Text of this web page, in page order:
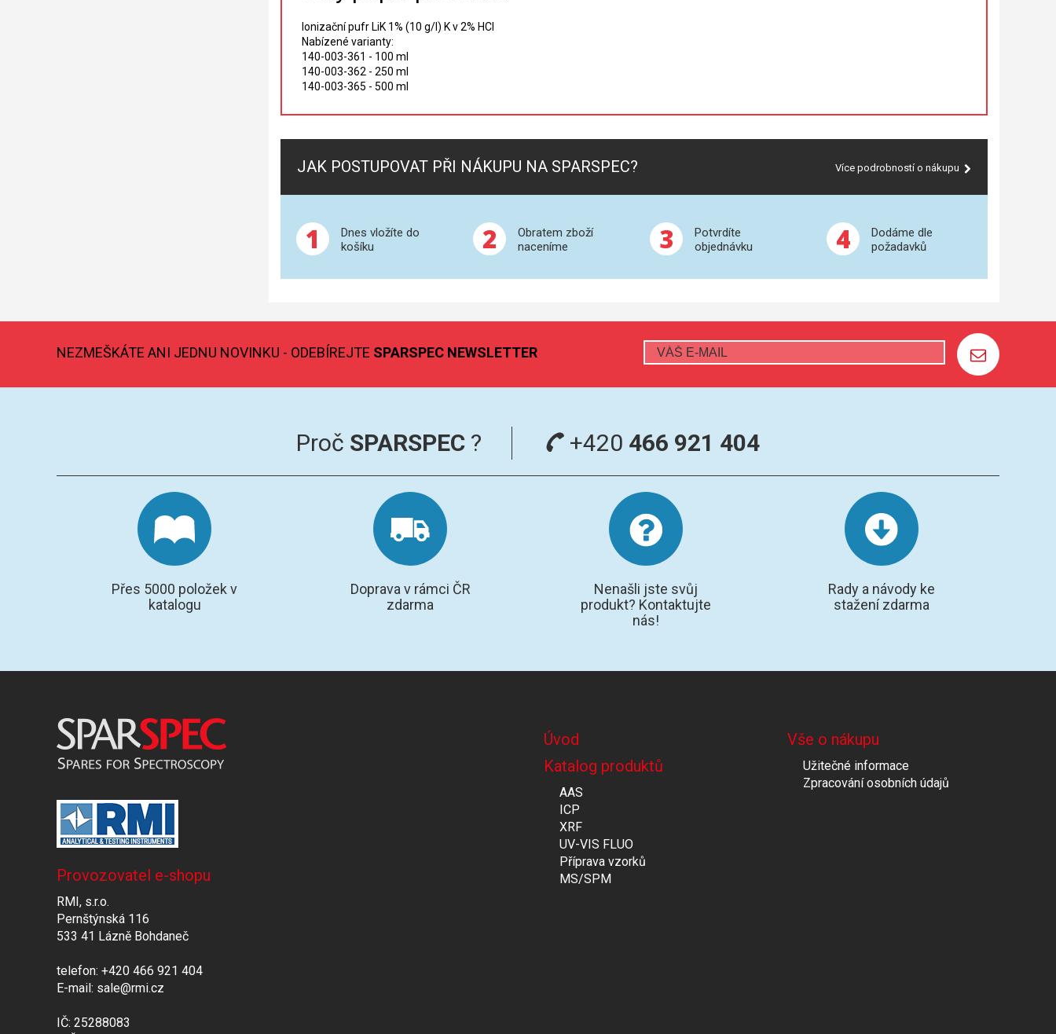
Ionizační pufr LiK 1% (10 g/l) K v 2% HCl
Nabízené varianty:
140-003-361 - 100 ml
140-003-362 - 250 ml
140-003-365 - 500 ml
JAK POSTUPOVAT PŘI NÁKUPU NA SPARSPEC? Více podrobností o nákupu
1
Dnes vložíte do
košíku
2
Obratem zboží
naceníme
3
Potvrdíte
objednávku
4
Dodáme dle
požadavků
NEZMEŠKÁTE ANI JEDNU NOVINKU - ODEBÍREJTE SPARSPEC NEWSLETTER
Proč SPARSPEC ? +420 466 921 404
Přes 5000 položek v
katalogu
Doprava v rámci ČR
zdarma
Nenašli jste svůj
produkt? Kontaktujte
nás!
Rady a návody ke
stažení zdarma
Provozovatel e-shopu
RMI, s.r.o.
Pernštýnská 116
533 41 Lázně Bohdaneč
telefon: +420 466 921 404
E-mail: sale@rmi.cz
IČ: 25288083
Úvod
Katalog produktů
AAS
ICP
XRF
UV-VIS FLUO
Příprava vzorků
MS/SPM
Vše o nákupu
Užitečné informace
Zpracování osobních údajů